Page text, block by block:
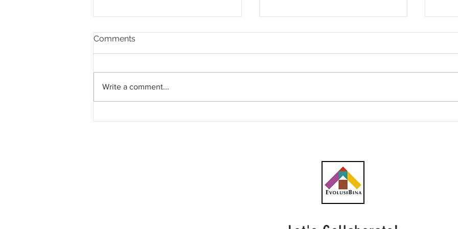
Comments
Write a comment...